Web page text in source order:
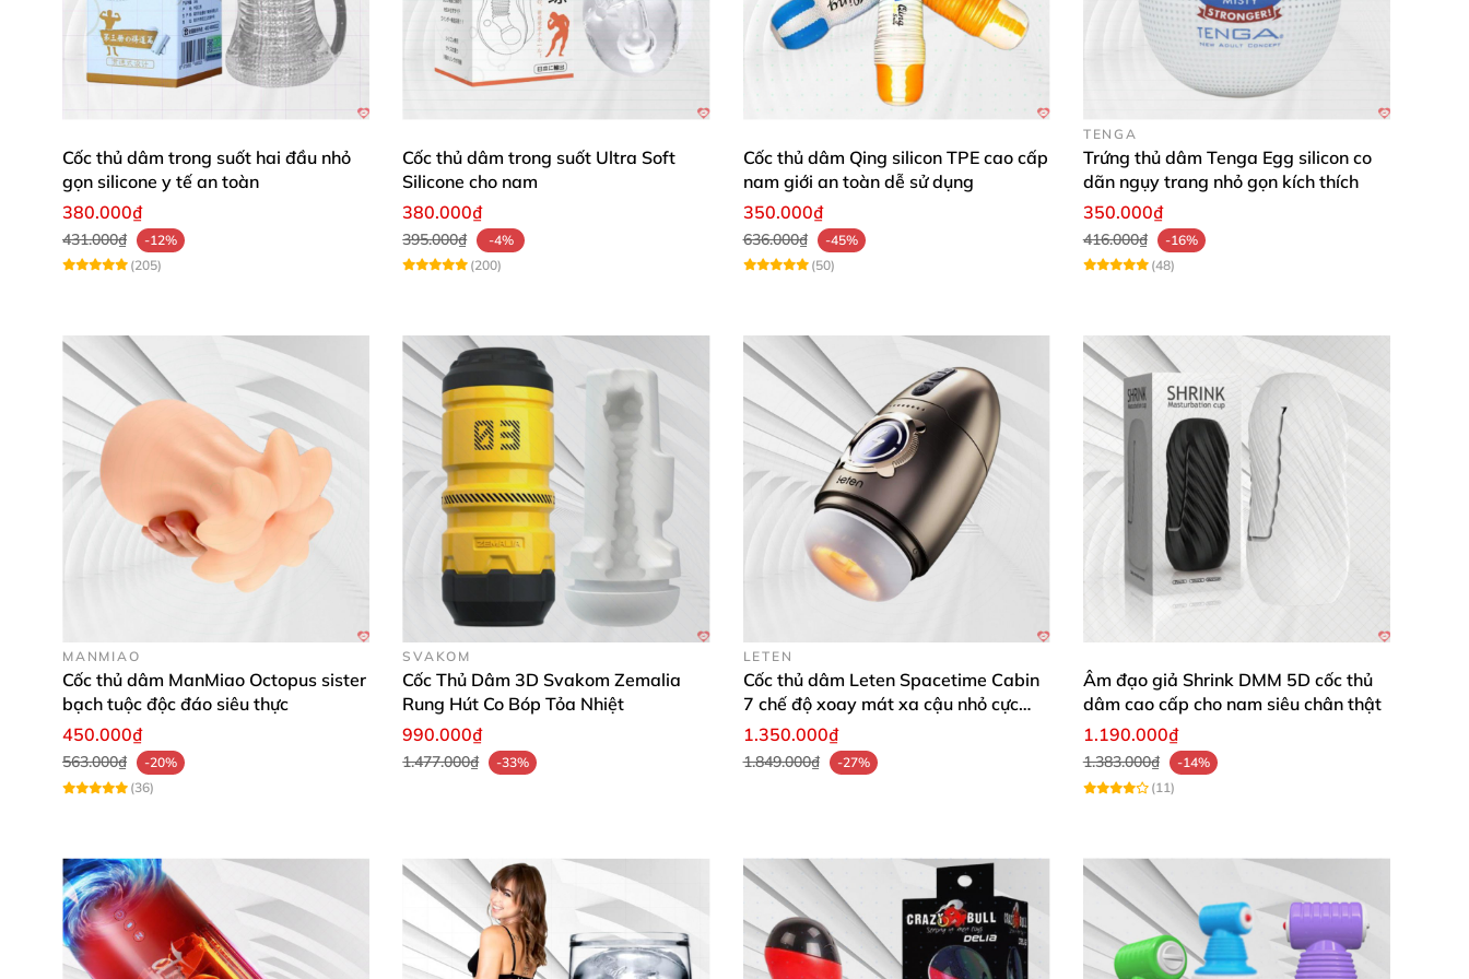
Cốc thủ dâm trong suốt hai đầu nhỏ
gọn silicone y tế an toàn
380.000₫
431.000₫
-12%
(205)
Cốc thủ dâm trong suốt Ultra Soft
Silicone cho nam
380.000₫
395.000₫
-4%
(200)
Cốc thủ dâm Qing silicon TPE cao cấp
nam giới an toàn dễ sử dụng
350.000₫
636.000₫
-45%
(50)
TENGA
Trứng thủ dâm Tenga Egg silicon co
dãn ngụy trang nhỏ gọn kích thích
350.000₫
416.000₫
-16%
(48)
MANMIAO
Cốc thủ dâm ManMiao Octopus sister
bạch tuộc độc đáo siêu thực
450.000₫
563.000₫
-20%
(36)
SVAKOM
Cốc Thủ Dâm 3D Svakom Zemalia
Rung Hút Co Bóp Tỏa Nhiệt
990.000₫
1.477.000₫ -33%
LETEN
Cốc thủ dâm Leten Spacetime Cabin
7 chế độ xoay mát xa cậu nhỏ cực
phê
1.350.000₫
1.849.000₫ -27%
Âm đạo giả Shrink DMM 5D cốc thủ
dâm cao cấp cho nam siêu chân thật
1.190.000₫
1.383.000₫
-14%
(11)